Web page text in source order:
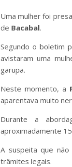
Uma mulher foi
de Bacabal.
Segundo o boletim
avistaram uma
garupa.
Neste momento, a
aparentava muito
Durante a
aproximadamente
A suspeita que
trâmites legais.